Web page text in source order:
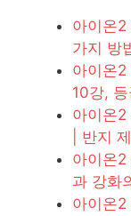
아이온
가지 방
아이온2
10강,
아이온2
| 반지
아이온2
과 강화
아이온2